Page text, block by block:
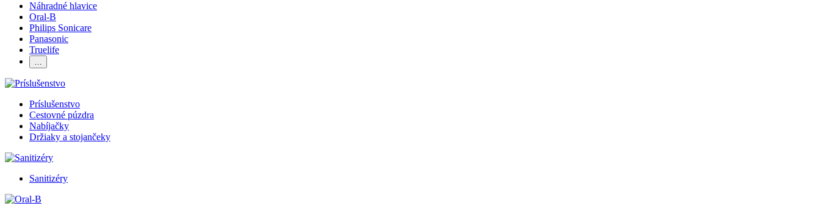
Náhradné hlavice
Oral-B
Philips Sonicare
Panasonic
Truelife
…
Príslušenstvo
Cestovné púzdra
Nabíjačky
Držiaky a stojančeky
Sanitizéry